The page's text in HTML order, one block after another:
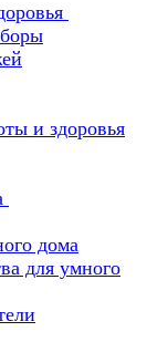
и здоровья
дома
для умного